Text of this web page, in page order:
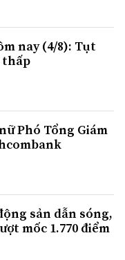
nay (4/8): Tụt
thấp
Phó Tổng Giám
sản dẫn sóng,
mốc 1.770 điểm